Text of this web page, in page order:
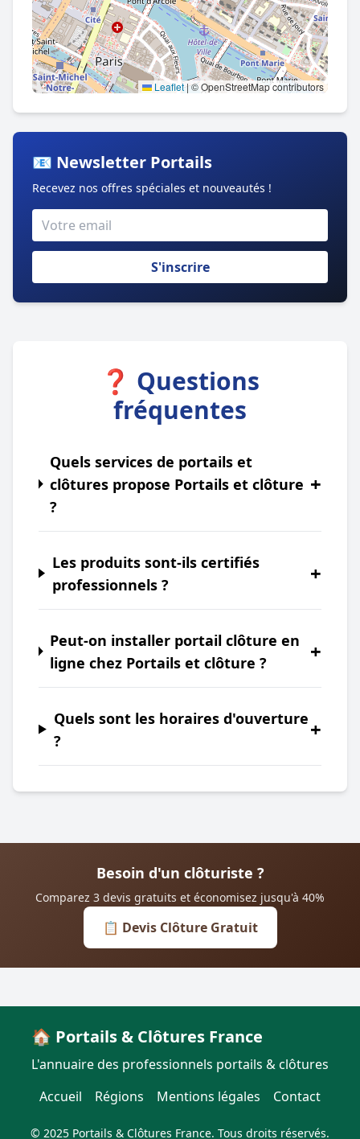
Leaflet|© OpenStreetMap contributors
📧 Newsletter Portails
Recevez nos offres spéciales et nouveautés !
S'inscrire
❓ Questions
fréquentes
Quels services de portails et
clôtures propose Portails et clôture
?
+
Les produits sont-ils certifiés
professionnels ?
+
Peut-on installer portail clôture en
ligne chez Portails et clôture ?
+
Quels sont les horaires d'ouverture
?
+
Besoin d'un clôturiste ?
Comparez 3 devis gratuits et économisez jusqu'à 40%
📋 Devis Clôture Gratuit
🏠 Portails & Clôtures France
L'annuaire des professionnels portails & clôtures
Accueil
Régions Mentions légales Contact
© 2025 Portails & Clôtures France. Tous droits réservés.